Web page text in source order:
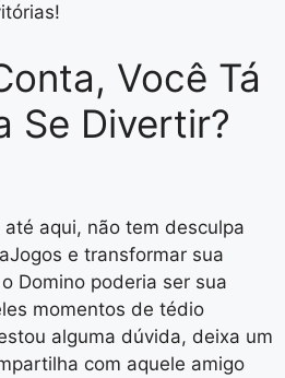
Você Tá
Se Divertir?
aqui, não tem desculpa
e transformar sua
Domino poderia ser sua
momentos de tédio
alguma dúvida, deixa um
com aquele amigo